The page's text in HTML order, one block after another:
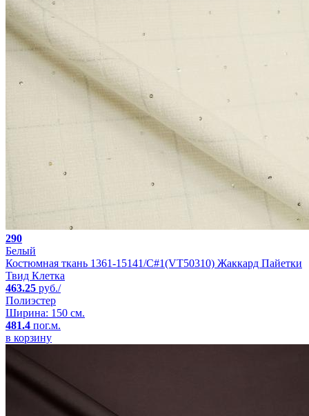
290
Белый
Костюмная ткань 1361-15141/C#1(VT50310) Жаккард Пайетки
Твид Клетка
463.25 руб./
Полиэстер
Ширина: 150 см.
481.4 пог.м.
в корзину